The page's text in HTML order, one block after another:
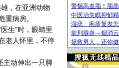
，在亚洲动物
病房。
生”时，眼睛里
老人怀里，不停
动伸出一只脚